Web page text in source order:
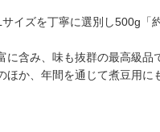
イズを丁寧に選別し500g「
に含み、味も抜群の最高級品
ほか、年間を通じて煮豆用に